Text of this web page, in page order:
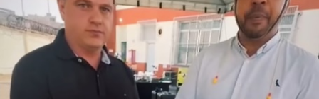
“E esse valor não vem apenas da experiência que
acumula, mas da forma como você se posiciona, se
reinventa e se torna indispensável e reconhecido pelo
impacto que gera. Sua jornada não é apenas um caminho
percorrido, mas um patrimônio valioso”, acrescenta.